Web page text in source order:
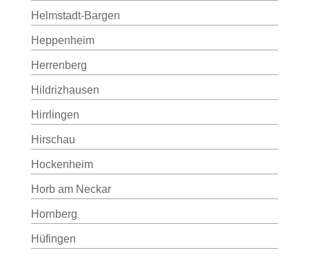
Helmstadt-Bargen
Heppenheim
Herrenberg
Hildrizhausen
Hirrlingen
Hirschau
Hockenheim
Horb am Neckar
Hornberg
Hüfingen